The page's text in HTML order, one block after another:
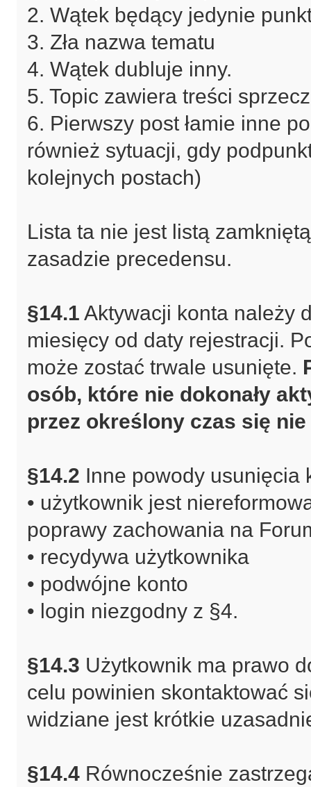
2. Wątek będący jedynie
3. Zła nazwa tematu
4. Wątek dubluje inny.
5. Topic zawiera treści
6. Pierwszy post łamie inne
również sytuacji, gdy
kolejnych postach)
Lista ta nie jest listą
zasadzie precedensu.
§14.1 Aktywacji konta należy
miesięcy od daty rejestracji.
może zostać trwale usunięte.
osób, które nie dokonały
przez określony czas się nie
§14.2 Inne powody usunięcia
• użytkownik jest
poprawy zachowania na
• recydywa użytkownika
• podwójne konto
• login niezgodny z §4.
§14.3 Użytkownik ma prawo
celu powinien skontaktować
widziane jest krótkie
§14.4 Równocześnie